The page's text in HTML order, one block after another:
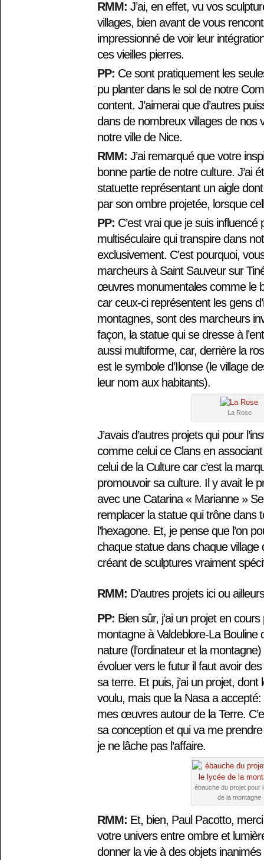
RMM: J’ai, en effet, vu vos
villages, bien avant de vous
impressionné de voir leur
ces vieilles pierres.
PP: Ce sont pratiquement les
pu planter dans le sol de notre
content. J’aimerai que d’autres
dans de nombreux villages de nos
notre ville de Nice.
RMM: J’ai remarqué que votre
bonne partie de notre culture. J’ai
statuette représentant un aigle
par son ombre projetée, lorsque
PP: C’est vrai que je suis influencé
multiséculaire qui transpire dans
exclusivement. C’est pourquoi,
marcheurs à Saint Sauveur sur
œuvres monumentales comme le
car ceux-ci représentent les gens
montagnes, sont des marcheurs
façon, la statue qui se dresse à
aussi multiforme, car, derrière la
est le symbole d’Ilonse (le village
leur nom aux habitants).
La Rose
J’avais d’autres projets qui pour
comme celui ce Clans en
celui de la Culture car c’est la
promouvoir sa culture. Il y avait le
avec une Catarina « Marianne »
remplacer la statue qui trône dans
l’hexagone. Et, je pense que l’on
chaque statue dans chaque village
créant de sculptures vraiment
RMM: D’autres projets ici ou
PP: Bien sûr, j’ai un projet en
montagne à Valdeblore-La Bouline
nature (l’ordinateur et la
évoluer vers le futur il faut avoir
sa terre. Et puis, j’ai un projet, dont
voulu, mais que la Nasa a
mes œuvres autour de la Terre.
sa conception et qui va me
je ne lâche pas l’affaire.
ébauche du projet pour
de la montagne
RMM: Et, bien, Paul Pacotto,
votre univers entre ombre et
donner la vie à des objets